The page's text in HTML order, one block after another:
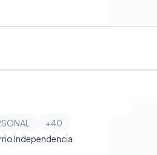
+40
Independencia